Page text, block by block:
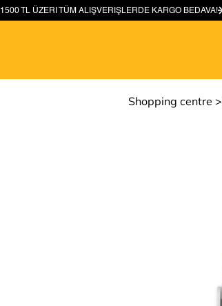
Shopping centre >